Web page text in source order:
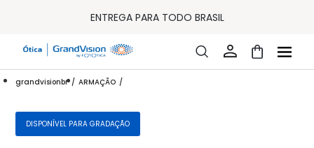
ENTREGA PARA TODO BRASIL
32% OFF NO COMBO - CONS. REG.
FRETE GRÁTIS EM TODO O SITE
ENTREGA PARA TODO BRASIL
15% OFF NA PRIMEIRA COMPRA (CONSULTE REGULAMENTO)
32% OFF NO COMBO - CONS. REG.
grandvisionbr ARMAÇÃO
DISPONÍVEL PARA GRADAÇÃO